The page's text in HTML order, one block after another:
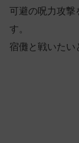
可避の呪力攻撃
す。
宿儺と戦いたい